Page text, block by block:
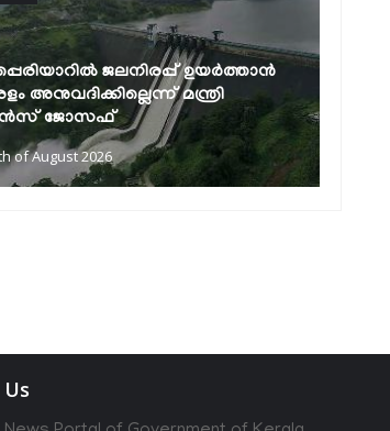
ഡിജിറ്റൽ യുഗം:
വാട്‌സ്ആപ്പ് ടിക്കറ്റിങ്, 24
കസ്റ്റമർ കെയർ,...
6th of August 2026